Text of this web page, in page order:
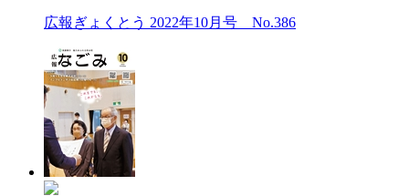
広報ぎょくとう 2022年10月号 No.386